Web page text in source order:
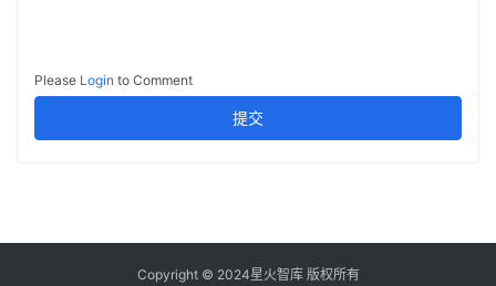
Please Login to Comment
提交
Copyright © 2024星火智库 版权所有